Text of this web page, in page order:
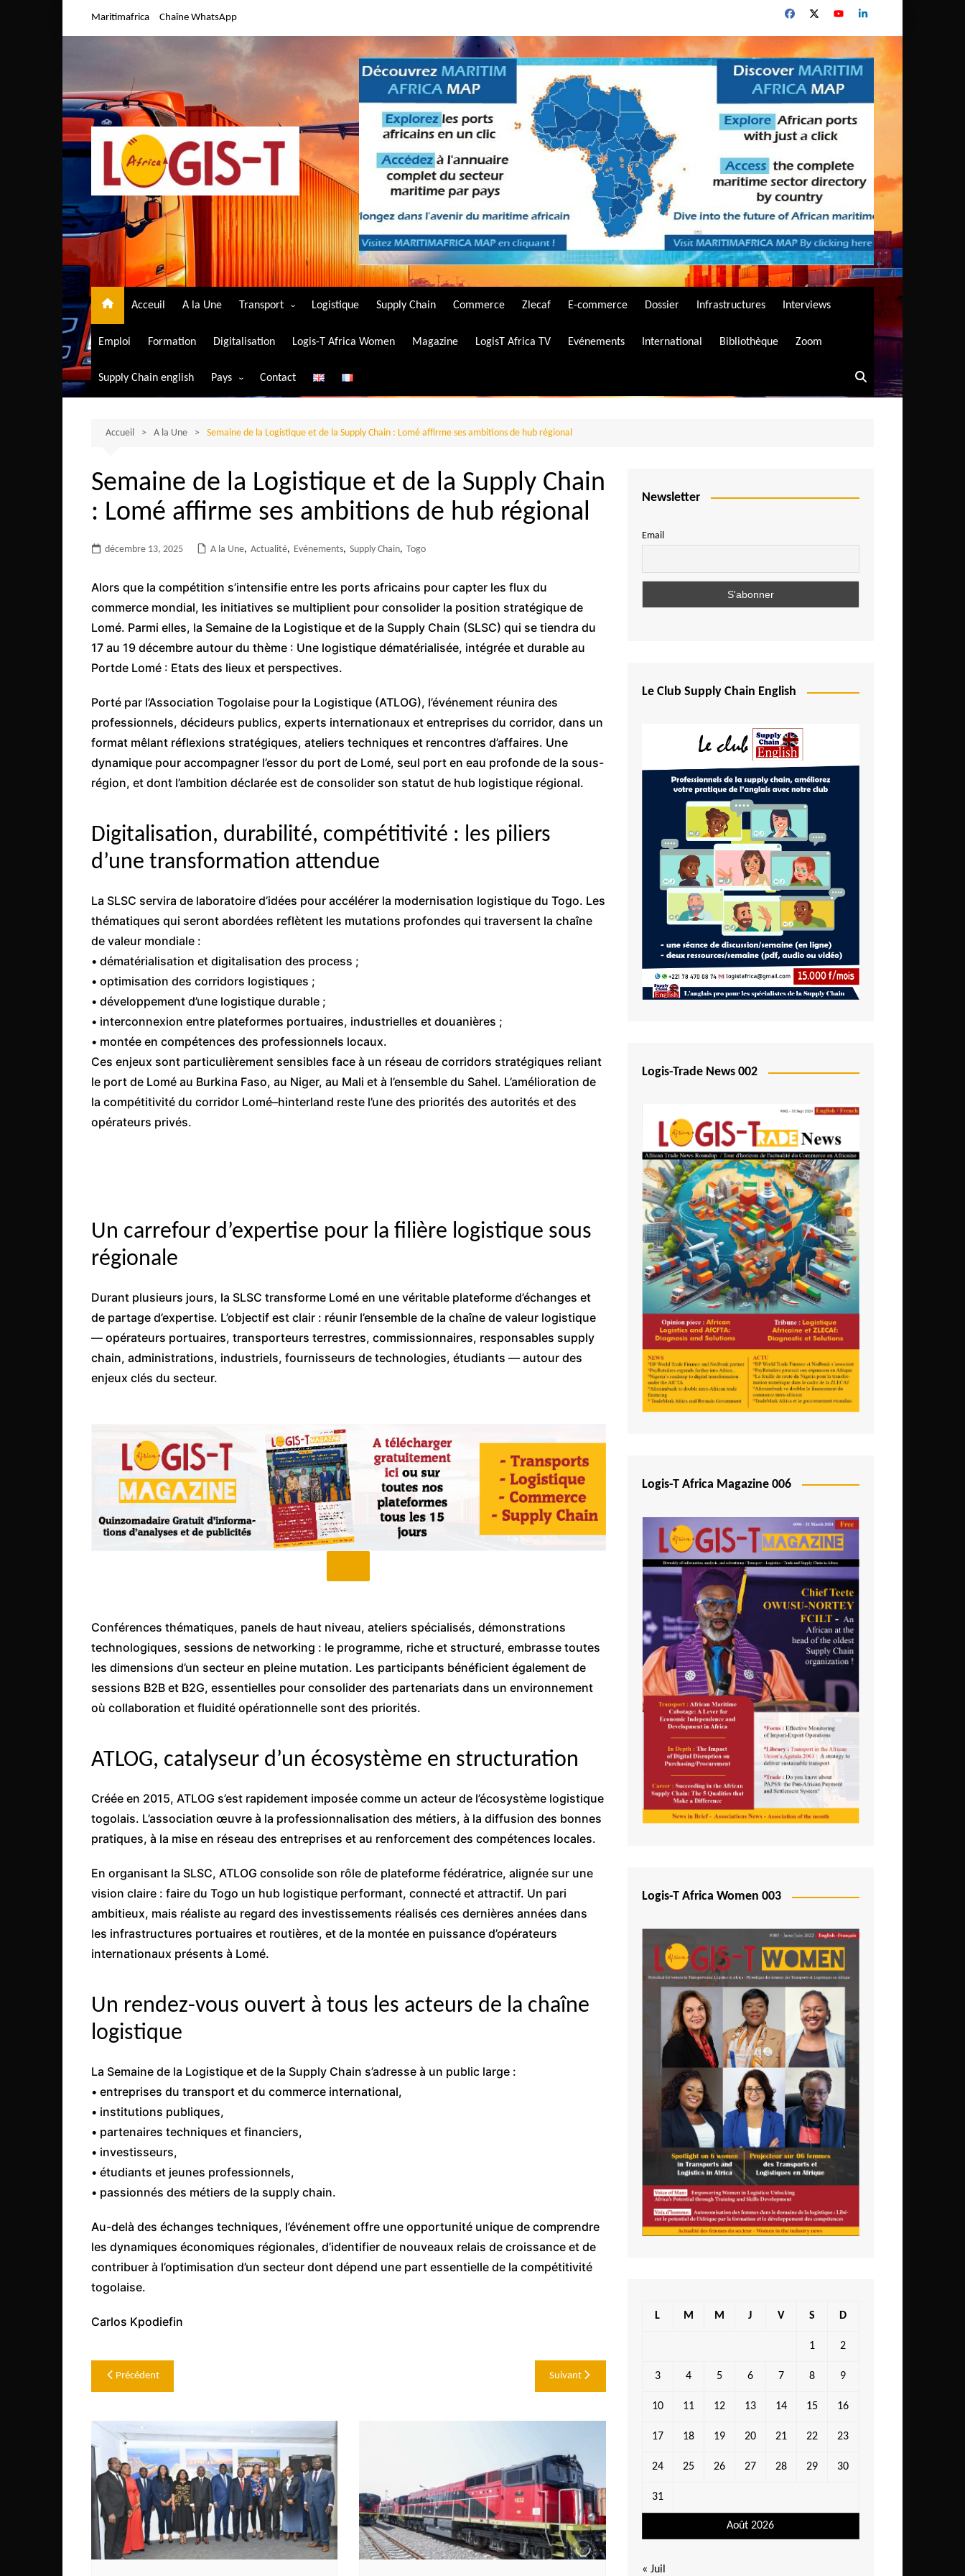
Maritimafrica Chaîne WhatsApp
Acceuil A la Une Transport
Transport aérien
Transport ferroviaire
Transport routier
Logistique Supply Chain Commerce Zlecaf E-commerce Dossier Infrastructures Interviews
Emploi Formation Digitalisation Logis-T Africa Women Magazine LogisT Africa TV Evénements International Bibliothèque Zoom
Supply Chain english Pays
Algérie
Bénin
Burkina-Faso
Bostwana
Centrafrique
Comores
Côte d’Ivoire
Djibouti
Egypte
Ethiopie
Gabon
Guinée
Guinée Bissau
Ile Maurice
Kenya
Lesotho Fr
Mali
Maroc
Mauritanie
Mozambique
Togo
Congo
São Tomé et Príncipe
Contact
Accueil A la Une Semaine de la Logistique et de la Supply Chain : Lomé affirme ses ambitions de hub régional
Semaine de la Logistique et de la Supply Chain
: Lomé affirme ses ambitions de hub régional
décembre 13, 2025 A la Une, Actualité, Evénements, Supply Chain, Togo
Alors que la compétition s’intensifie entre les ports africains pour capter les flux du
commerce mondial, les initiatives se multiplient pour consolider la position stratégique de
Lomé. Parmi elles, la Semaine de la Logistique et de la Supply Chain (SLSC) qui se tiendra du
17 au 19 décembre autour du thème : Une logistique dématérialisée, intégrée et durable au
Portde Lomé : Etats des lieux et perspectives.
Porté par l’Association Togolaise pour la Logistique (ATLOG), l’événement réunira des
professionnels, décideurs publics, experts internationaux et entreprises du corridor, dans un
format mêlant réflexions stratégiques, ateliers techniques et rencontres d’affaires. Une
dynamique pour accompagner l’essor du port de Lomé, seul port en eau profonde de la sous-
région, et dont l’ambition déclarée est de consolider son statut de hub logistique régional.
Digitalisation, durabilité, compétitivité : les piliers
d’une transformation attendue
La SLSC servira de laboratoire d’idées pour accélérer la modernisation logistique du Togo. Les
thématiques qui seront abordées reflètent les mutations profondes qui traversent la chaîne
de valeur mondiale :
• dématérialisation et digitalisation des process ;
• optimisation des corridors logistiques ;
• développement d’une logistique durable ;
• interconnexion entre plateformes portuaires, industrielles et douanières ;
• montée en compétences des professionnels locaux.
Ces enjeux sont particulièrement sensibles face à un réseau de corridors stratégiques reliant
le port de Lomé au Burkina Faso, au Niger, au Mali et à l’ensemble du Sahel. L’amélioration de
la compétitivité du corridor Lomé–hinterland reste l’une des priorités des autorités et des
opérateurs privés.
Un carrefour d’expertise pour la filière logistique sous
régionale
Durant plusieurs jours, la SLSC transforme Lomé en une véritable plateforme d’échanges et
de partage d’expertise. L’objectif est clair : réunir l’ensemble de la chaîne de valeur logistique
— opérateurs portuaires, transporteurs terrestres, commissionnaires, responsables supply
chain, administrations, industriels, fournisseurs de technologies, étudiants — autour des
enjeux clés du secteur.
Conférences thématiques, panels de haut niveau, ateliers spécialisés, démonstrations
technologiques, sessions de networking : le programme, riche et structuré, embrasse toutes
les dimensions d’un secteur en pleine mutation. Les participants bénéficient également de
sessions B2B et B2G, essentielles pour consolider des partenariats dans un environnement
où collaboration et fluidité opérationnelle sont des priorités.
ATLOG, catalyseur d’un écosystème en structuration
Créée en 2015, ATLOG s’est rapidement imposée comme un acteur de l’écosystème logistique
togolais. L’association œuvre à la professionnalisation des métiers, à la diffusion des bonnes
pratiques, à la mise en réseau des entreprises et au renforcement des compétences locales.
En organisant la SLSC, ATLOG consolide son rôle de plateforme fédératrice, alignée sur une
vision claire : faire du Togo un hub logistique performant, connecté et attractif. Un pari
ambitieux, mais réaliste au regard des investissements réalisés ces dernières années dans
les infrastructures portuaires et routières, et de la montée en puissance d’opérateurs
internationaux présents à Lomé.
Un rendez-vous ouvert à tous les acteurs de la chaîne
logistique
La Semaine de la Logistique et de la Supply Chain s’adresse à un public large :
• entreprises du transport et du commerce international,
• institutions publiques,
• partenaires techniques et financiers,
• investisseurs,
• étudiants et jeunes professionnels,
• passionnés des métiers de la supply chain.
Au-delà des échanges techniques, l’événement offre une opportunité unique de comprendre
les dynamiques économiques régionales, d’identifier de nouveaux relais de croissance et de
contribuer à l’optimisation d’un secteur dont dépend une part essentielle de la compétitivité
togolaise.
Carlos Kpodiefin
Navigation
l’article
Précédent Suivant
Newsletter
Email
Le Club Supply Chain English
Logis-Trade News 002
Logis-T Africa Magazine 006
Logis-T Africa Women 003
Août 2026
L M M J V S D
1 2
3 4 5 6 7 8 9
10 11 12 13 14 15 16
17 18 19 20 21 22 23
24 25 26 27 28 29 30
31
« Juil